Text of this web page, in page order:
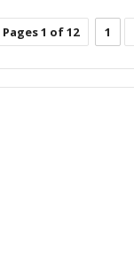
Pages 1 of 12 1